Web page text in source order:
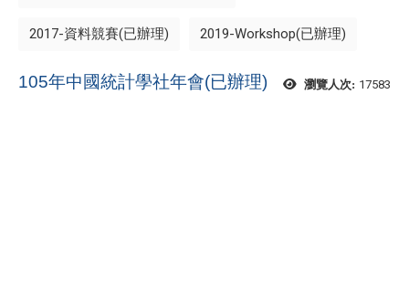
2017-資料競賽(已辦理) 2019-Workshop(已辦理)
瀏覽人次: 17583
105年中國統計學社年會(已辦理)